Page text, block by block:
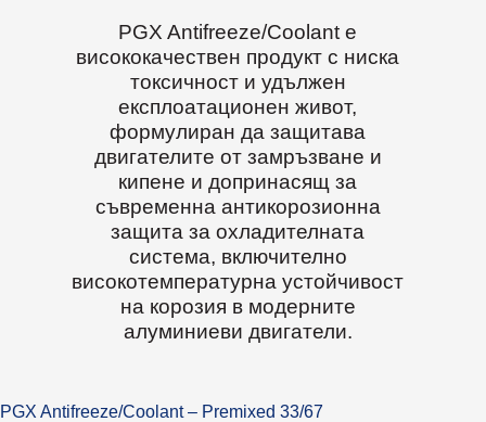
PGX Antifreeze/Coolant е
висококачествен продукт с ниска
токсичност и удължен
експлоатационен живот,
формулиран да защитава
двигателите от замръзване и
кипене и допринасящ за
съвременна антикорозионна
защита за охладителната
система, включително
високотемпературна устойчивост
на корозия в модерните
алуминиеви двигатели.
PGX Antifreeze/Coolant – Premixed 33/67